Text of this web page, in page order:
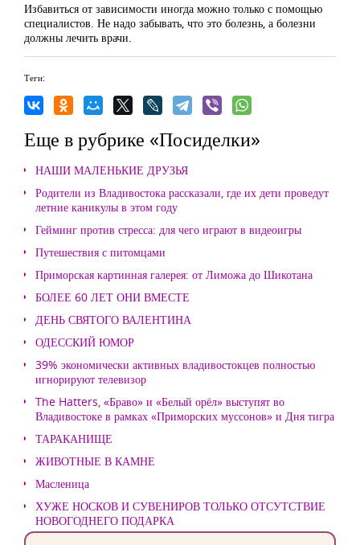
Избавиться от зависимости иногда можно только с помощью
специалистов. Не надо забывать, что это болезнь, а болезни
должны лечить врачи.
Теги:
Еще в рубрике «Посиделки»
НАШИ МАЛЕНЬКИЕ ДРУЗЬЯ
Родители из Владивостока рассказали, где их дети проведут
летние каникулы в этом году
Гейминг против стресса: для чего играют в видеоигры
Путешествия с питомцами
Приморская картинная галерея: от Лиможа до Шикотана
БОЛЕЕ 60 ЛЕТ ОНИ ВМЕСТЕ
ДЕНЬ СВЯТОГО ВАЛЕНТИНА
ОДЕССКИЙ ЮМОР
39% экономически активных владивостокцев полностью
игнорируют телевизор
The Hatters, «Браво» и «Белый орёл» выступят во
Владивостоке в рамках «Приморских муссонов» и Дня тигра
ТАРАКАНИЩЕ
ЖИВОТНЫЕ В КАМНЕ
Масленица
ХУЖЕ НОСКОВ И СУВЕНИРОВ ТОЛЬКО ОТСУТСТВИЕ
НОВОГОДНЕГО ПОДАРКА